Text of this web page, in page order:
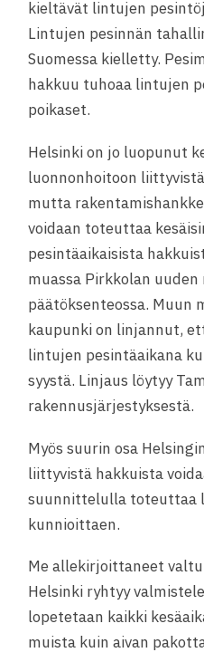
kieltävät lintujen
Lintujen pesinnän
Suomessa kielletty.
hakkuu tuhoaa lintujen
poikaset.
Helsinki on jo luopunut
luonnonhoitoon
mutta
voidaan toteuttaa
pesintäaikaisista
muassa Pirkkolan
päätöksenteossa. Muun
kaupunki on linjannut,
lintujen pesintäaikana
syystä. Linjaus löytyy
rakennusjärjestyksestä.
Myös suurin osa
liittyvistä hakkuista
suunnittelulla toteuttaa
kunnioittaen.
Me allekirjoittaneet
Helsinki ryhtyy
lopetetaan kaikki
muista kuin aivan